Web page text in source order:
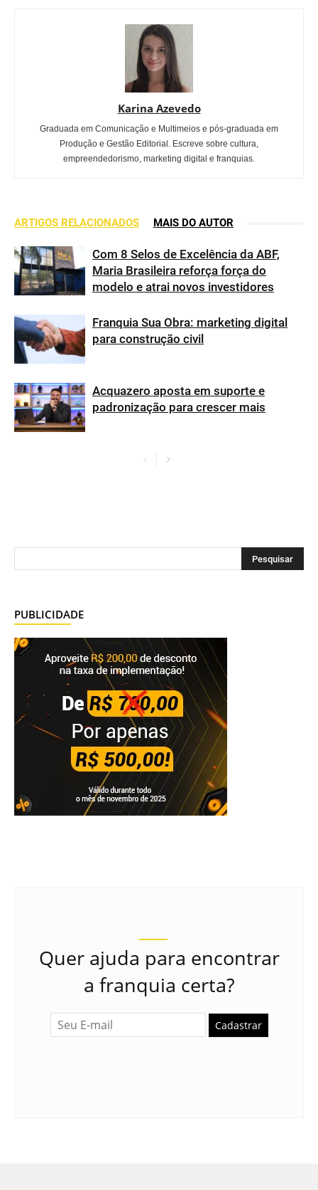
Karina Azevedo
Graduada em Comunicação e Multimeios e pós-graduada em
Produção e Gestão Editorial. Escreve sobre cultura,
empreendedorismo, marketing digital e franquias.
ARTIGOS RELACIONADOS MAIS DO AUTOR
Com 8 Selos de Excelência da ABF,
Maria Brasileira reforça força do
modelo e atrai novos investidores
Franquia Sua Obra: marketing digital
para construção civil
Acquazero aposta em suporte e
padronização para crescer mais
PUBLICIDADE
Quer ajuda para encontrar
a franquia certa?
Cadastrar